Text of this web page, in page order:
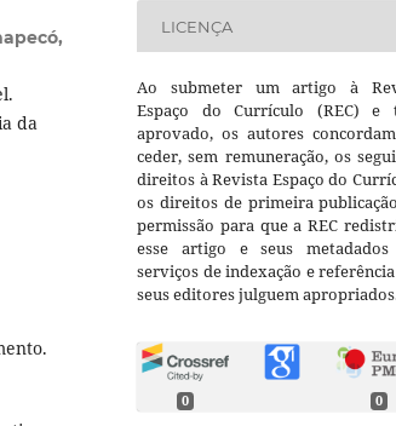
da
LICENÇA
Ao submeter um artigo à
Espaço do Currículo (REC) e
aprovado, os autores
ceder, sem remuneração, os
direitos à Revista Espaço do
os direitos de primeira
permissão para que a REC
esse artigo e seus metadados
serviços de indexação e
seus editores julguem
0 0